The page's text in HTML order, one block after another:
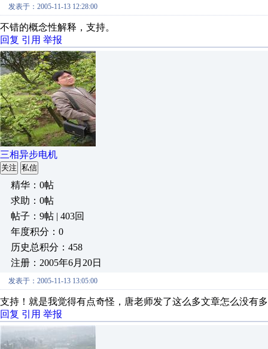
发表于：2005-11-13 12:28:00
不错的概念性解释，支持。
回复 引用 举报
三相异步电机
关注 私信
精华：0帖
求助：0帖
帖子：9帖 | 403回
年度积分：0
历史总积分：458
注册：2005年6月20日
发表于：2005-11-13 13:05:00
支持！就是我觉得有点奇怪，唐老师发了这么多文章怎么没有
回复 引用 举报